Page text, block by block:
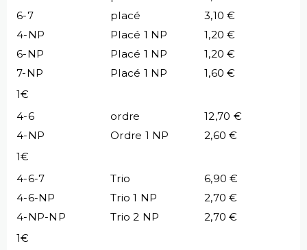
6-7
placé
3,10 €
4-NP
Placé 1 NP
1,20 €
6-NP
Placé 1 NP
1,20 €
7-NP
Placé 1 NP
1,60 €
1€
4-6
ordre
12,70 €
4-NP
Ordre 1 NP
2,60 €
1€
4-6-7
Trio
6,90 €
4-6-NP
Trio 1 NP
2,70 €
4-NP-NP
Trio 2 NP
2,70 €
1€